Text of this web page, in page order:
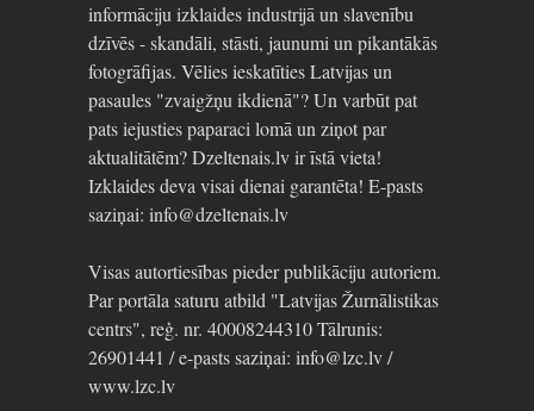
informāciju izklaides industrijā un slavenību
dzīvēs - skandāli, stāsti, jaunumi un pikantākās
fotogrāfijas. Vēlies ieskatīties Latvijas un
pasaules "zvaigžņu ikdienā"? Un varbūt pat
pats iejusties paparaci lomā un ziņot par
aktualitātēm? Dzeltenais.lv ir īstā vieta!
Izklaides deva visai dienai garantēta! E-pasts
saziņai: info@dzeltenais.lv
Visas autortiesības pieder publikāciju autoriem.
Par portāla saturu atbild "Latvijas Žurnālistikas
centrs", reģ. nr. 40008244310 Tālrunis:
26901441 / e-pasts saziņai: info@lzc.lv /
www.lzc.lv